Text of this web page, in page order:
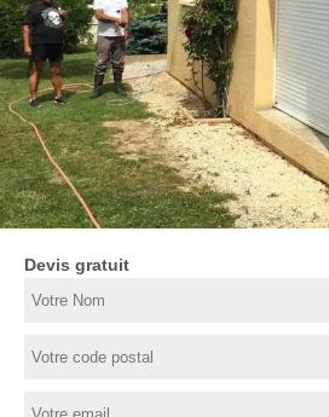
Devis gratuit